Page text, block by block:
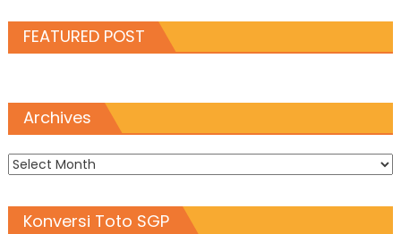
FEATURED POST
Archives
Archives
Konversi Toto SGP